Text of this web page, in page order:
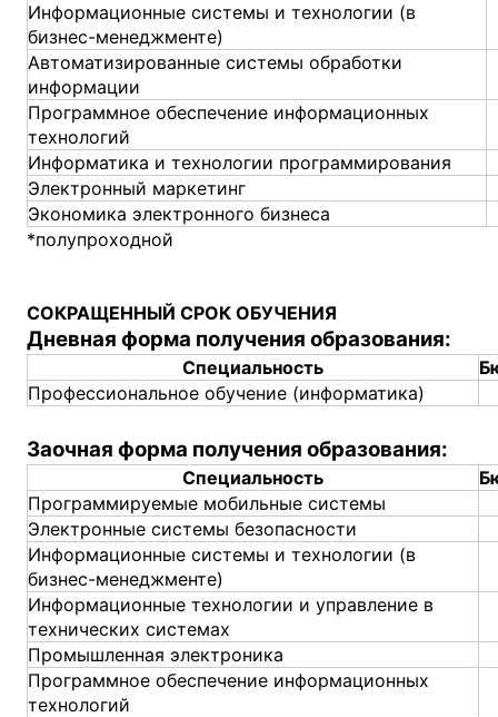
Информационные системы и технологии (в
бизнес-менеджменте)
Автоматизированные системы обработки
информации
Программное обеспечение информационных
технологий
Информатика и технологии программирования
Электронный маркетинг
Экономика электронного бизнеса
*полупроходной
СОКРАЩЕННЫЙ СРОК ОБУЧЕНИЯ
Дневная форма получения образования:
Специальность
Профессиональное обучение (информатика)
Заочная форма получения образования:
Специальность
Программируемые мобильные системы
Электронные системы безопасности
Информационные системы и технологии (в
бизнес-менеджменте)
Информационные технологии и управление в
технических системах
Промышленная электроника
Программное обеспечение информационных
технологий